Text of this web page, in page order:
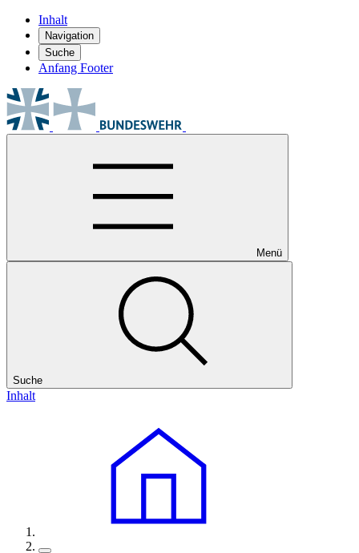
Inhalt
Navigation
Suche
Anfang Footer
Menü
Suche
Inhalt